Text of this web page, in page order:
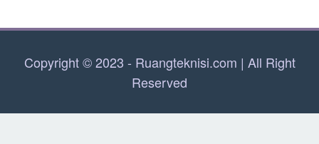
Copyright © 2023 - Ruangteknisi.com | All Right
Reserved